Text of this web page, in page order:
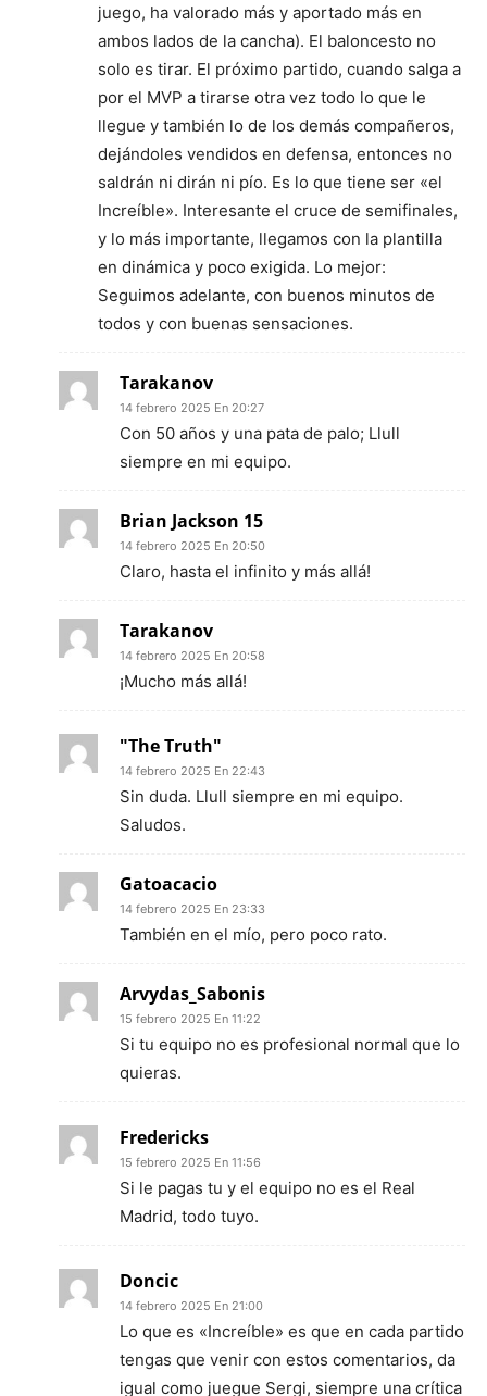
juego, ha valorado más y aportado más en
ambos lados de la cancha). El baloncesto no
solo es tirar. El próximo partido, cuando salga a
por el MVP a tirarse otra vez todo lo que le
llegue y también lo de los demás compañeros,
dejándoles vendidos en defensa, entonces no
saldrán ni dirán ni pío. Es lo que tiene ser «el
Increíble». Interesante el cruce de semifinales,
y lo más importante, llegamos con la plantilla
en dinámica y poco exigida. Lo mejor:
Seguimos adelante, con buenos minutos de
todos y con buenas sensaciones.
Tarakanov
14 febrero 2025 En 20:27
Con 50 años y una pata de palo; Llull
siempre en mi equipo.
Brian Jackson 15
14 febrero 2025 En 20:50
Claro, hasta el infinito y más allá!
Tarakanov
14 febrero 2025 En 20:58
¡Mucho más allá!
"The Truth"
14 febrero 2025 En 22:43
Sin duda. Llull siempre en mi equipo.
Saludos.
Gatoacacio
14 febrero 2025 En 23:33
También en el mío, pero poco rato.
Arvydas_Sabonis
15 febrero 2025 En 11:22
Si tu equipo no es profesional normal que lo
quieras.
Fredericks
15 febrero 2025 En 11:56
Si le pagas tu y el equipo no es el Real
Madrid, todo tuyo.
Doncic
14 febrero 2025 En 21:00
Lo que es «Increíble» es que en cada partido
tengas que venir con estos comentarios, da
igual como juegue Sergi, siempre una crítica